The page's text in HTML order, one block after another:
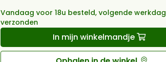
Vandaag voor 18u besteld, volgende werkdag
verzonden
In mijn winkelmandje